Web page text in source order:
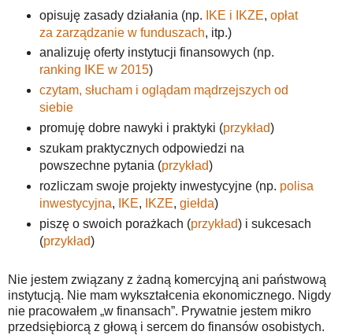
opisuję zasady działania (np. IKE i IKZE, opłat
za zarządzanie w funduszach, itp.)
analizuję oferty instytucji finansowych (np.
ranking IKE w 2015)
czytam, słucham i oglądam mądrzejszych od
siebie
promuję dobre nawyki i praktyki (przykład)
szukam praktycznych odpowiedzi na
powszechne pytania (przykład)
rozliczam swoje projekty inwestycyjne (np. polisa
inwestycyjna, IKE, IKZE, giełda)
piszę o swoich porażkach (przykład) i sukcesach
(przykład)
Nie jestem związany z żadną komercyjną ani państwową
instytucją. Nie mam wykształcenia ekonomicznego. Nigdy
nie pracowałem „w finansach”. Prywatnie jestem mikro
przedsiębiorcą z głową i sercem do finansów osobistych.